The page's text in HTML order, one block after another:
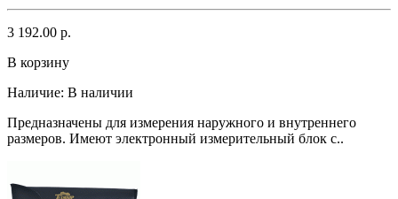
3 192.00 р.
В корзину
Наличие: В наличии
Предназначены для измерения наружного и внутреннего
размеров. Имеют электронный измерительный блок с..